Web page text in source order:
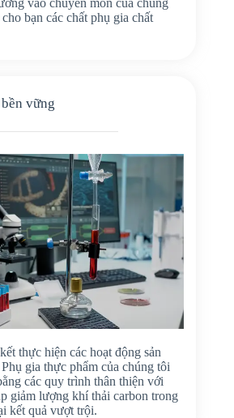
bạn các chất phụ gia chất
vững
thực hiện các hoạt động sản
gia thực phẩm của chúng tôi
các quy trình thân thiện với
giảm lượng khí thải carbon trong
kết quả vượt trội.